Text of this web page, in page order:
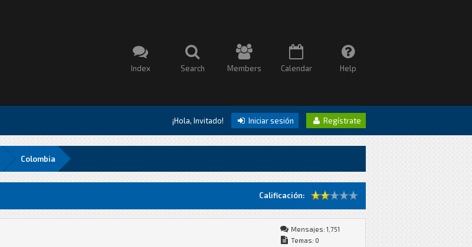
Index Search Members Calendar Help
¡Hola, Invitado! Iniciar sesión Regístrate
Colombia
Calificación:
Mensajes: 1,751
Temas: 0